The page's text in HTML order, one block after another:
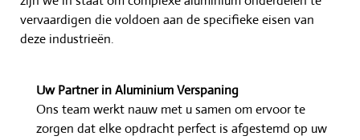
Uw Partner in Aluminium Verspaning
Ons team werkt nauw met u samen om ervoor te
behoeften. Of het nou gaat om product specifieke
behoeftes; zoals kritische toleranties of een
hoogwaardige (krasvrije) afwerking of juist om een